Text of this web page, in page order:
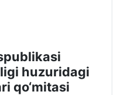
huzuridagi
qo‘mitasi